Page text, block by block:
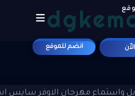
انضم للموقع
واستماع مهرجان الاوفر سايس